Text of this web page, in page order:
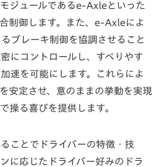
ジュールであるe-Axleといった
制御します。また、e-Axleによ
ブレーキ制御を協調させること
にコントロールし、すべりやす
速を可能にします。これらによ
安定させ、意のままの挙動を実現
操る喜びを提供します。
ことでドライバーの特徴・技
に応じたドライバー好みのドラ